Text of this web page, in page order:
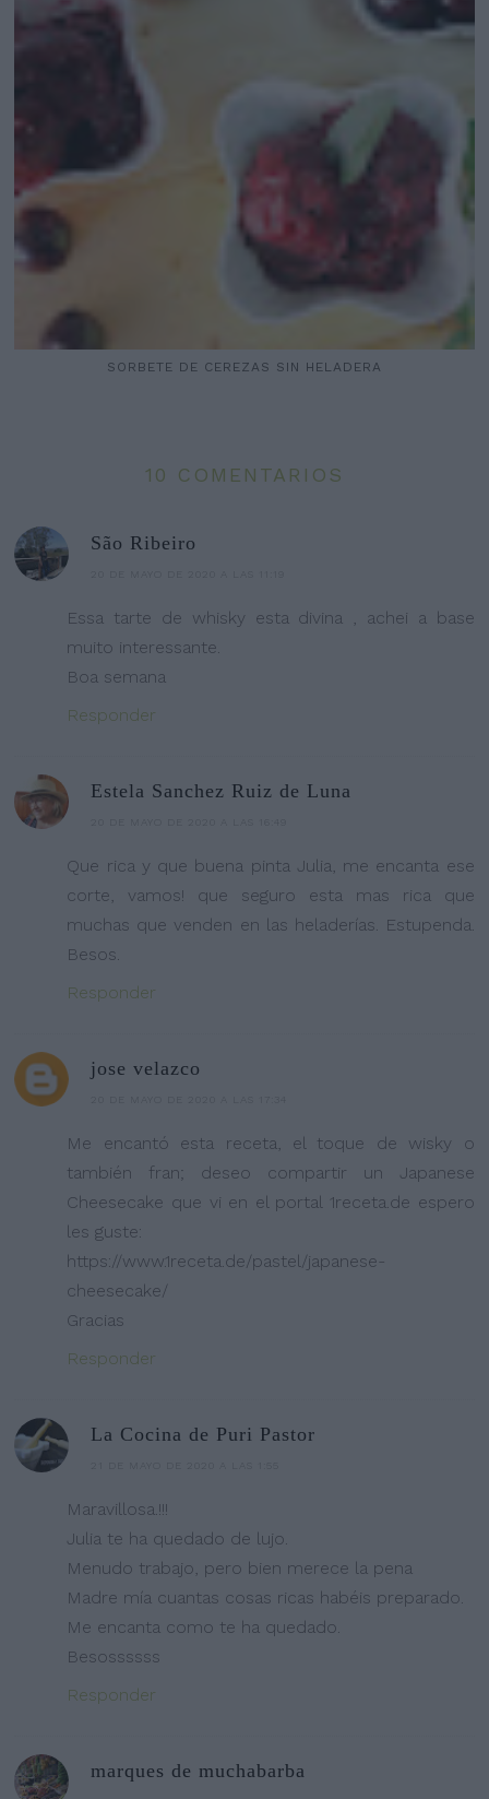
SORBETE DE CEREZAS SIN HELADERA
10 COMENTARIOS
São Ribeiro
Essa tarte de whisky esta divina , achei a base
muito interessante.
Boa semana
Responder
Estela Sanchez Ruiz de Luna
Que rica y que buena pinta Julia, me encanta ese
corte, vamos! que seguro esta mas rica que
muchas que venden en las heladerías. Estupenda.
Besos.
Responder
jose velazco
Me encantó esta receta, el toque de wisky o
también fran; deseo compartir un Japanese
Cheesecake que vi en el portal 1receta.de espero
les guste:
https://www.1receta.de/pastel/japanese-
cheesecake/
Gracias
Responder
La Cocina de Puri Pastor
Maravillosa.!!!
Julia te ha quedado de lujo.
Menudo trabajo, pero bien merece la pena
Madre mía cuantas cosas ricas habéis preparado.
Me encanta como te ha quedado.
Besossssss
Responder
marques de muchabarba